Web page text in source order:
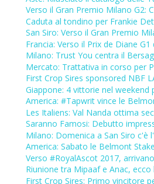
Verso il Gran Premio Milano G2:
Caduta al tondino per Frankie
San Siro: Verso il Gran Premio
Francia: Verso il Prix de Diane G1
Milano: Trust You centra il
Mercato: Trattativa in corso per
First Crop Sires sponsored NBF
Giappone: 4 vittorie nel weekend
America: #Tapwrit vince le
Les Italiens: Val Nanda ottima
Saranno Famosi: Debutto
Milano: Domenica a San Siro c'è
America: Sabato le Belmont
Verso #RoyalAscot 2017,
Riunione tra Mipaaf e Anac, ecco
First Crop Sires: Primo vincitore